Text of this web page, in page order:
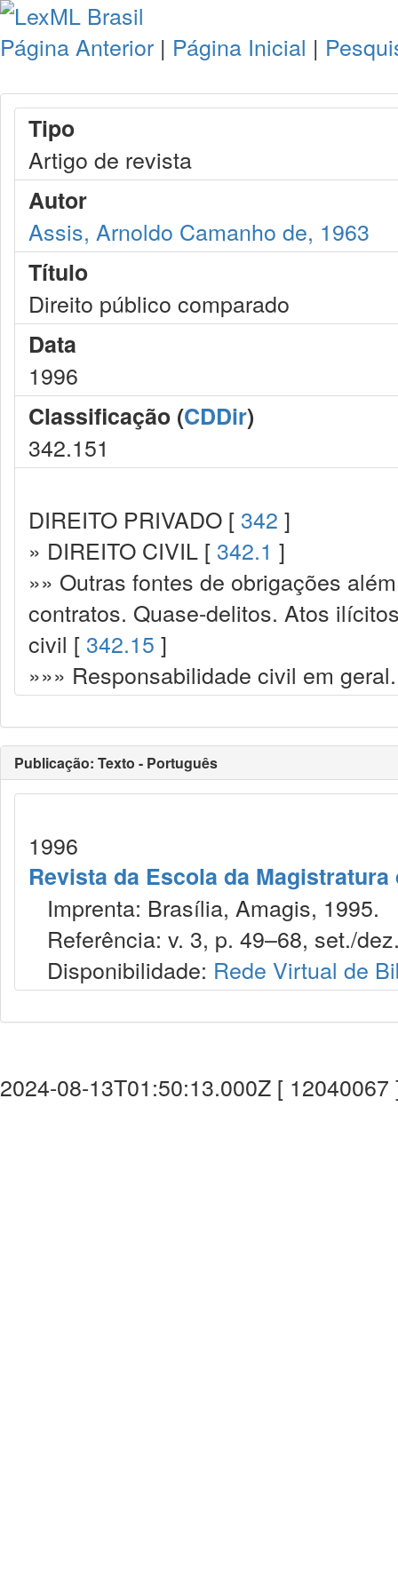
Página Anterior | Página Inicial |
Tipo
Artigo de revista
Autor
Assis, Arnoldo Camanho de, 1963
Título
Direito público comparado
Data
1996
Classificação (CDDir)
342.151
DIREITO PRIVADO [ 342 ]
» DIREITO CIVIL [ 342.1 ]
»» Outras fontes de obrigações
contratos. Quase-delitos. Atos
civil [ 342.15 ]
»»» Responsabilidade civil em
Publicação: Texto - Português
1996
Revista da Escola da
Imprenta: Brasília, Amagis, 1995.
Referência: v. 3, p. 49–68, set./
Disponibilidade: Rede Virtual de
2024-08-13T01:50:13.000Z [ 12040067